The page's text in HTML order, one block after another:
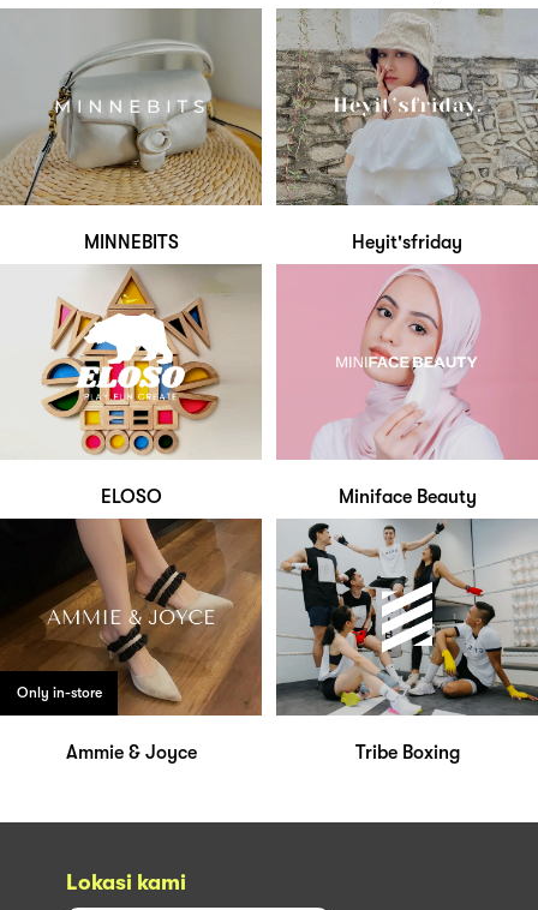
MINNEBITS Heyit'sfriday
ELOSO Miniface Beauty
Only in-store
Ammie & Joyce Tribe Boxing
Lokasi kami